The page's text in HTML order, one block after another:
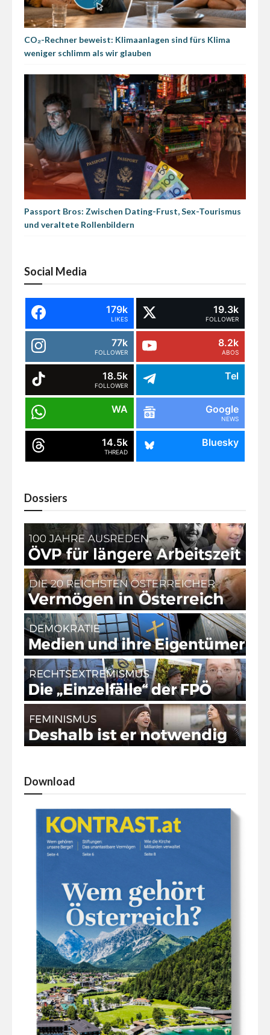
CO₂-Rechner beweist: Klimaanlagen sind fürs Klima
weniger schlimm als wir glauben
Passport Bros: Zwischen Dating-Frust, Sex-Tourismus
und veraltete Rollenbildern
Social Media
179k
LIKES
19.3k
FOLLOWER
77k
FOLLOWER
8.2k
ABOS
18.5k
FOLLOWER
Tel
WA Google
NEWS
14.5k
THREAD
Bluesky
Dossiers
Download